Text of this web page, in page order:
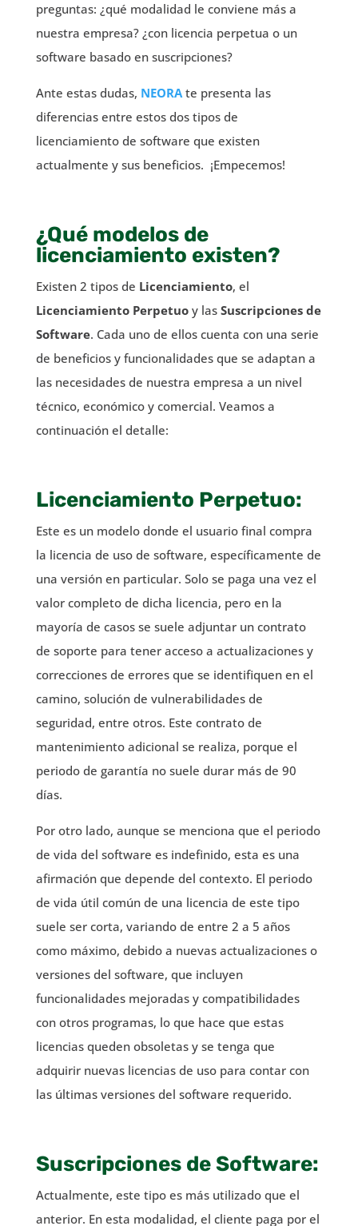
preguntas: ¿qué modalidad le conviene más a
nuestra empresa? ¿con licencia perpetua o un
software basado en suscripciones?
Ante estas dudas, NEORAte presenta las
diferencias entre estos dos tipos de
licenciamiento de software que existen
actualmente y sus beneficios. ¡Empecemos!
¿Qué modelos de
licenciamiento existen?
Existen 2 tipos de Licenciamiento, el
Licenciamiento Perpetuo y las Suscripciones de
Software. Cada uno de ellos cuenta con una serie
de beneficios y funcionalidades que se adaptan a
las necesidades de nuestra empresa a un nivel
técnico, económico y comercial. Veamos a
continuación el detalle:
Licenciamiento Perpetuo:
Este es un modelo donde el usuario final compra
la licencia de uso de software, específicamente de
una versión en particular. Solo se paga una vez el
valor completo de dicha licencia, pero en la
mayoría de casos se suele adjuntar un contrato
de soporte para tener acceso a actualizaciones y
correcciones de errores que se identifiquen en el
camino, solución de vulnerabilidades de
seguridad, entre otros. Este contrato de
mantenimiento adicional se realiza, porque el
periodo de garantía no suele durar más de 90
días.
Por otro lado, aunque se menciona que el periodo
de vida del software es indefinido, esta es una
afirmación que depende del contexto. El periodo
de vida útil común de una licencia de este tipo
suele ser corta, variando de entre 2 a 5 años
como máximo, debido a nuevas actualizaciones o
versiones del software, que incluyen
funcionalidades mejoradas y compatibilidades
con otros programas, lo que hace que estas
licencias queden obsoletas y se tenga que
adquirir nuevas licencias de uso para contar con
las últimas versiones del software requerido.
Suscripciones de Software:
Actualmente, este tipo es más utilizado que el
anterior. En esta modalidad, el cliente paga por el